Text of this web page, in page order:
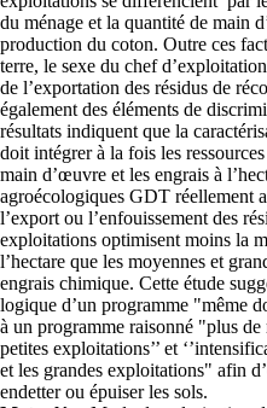
du ménage et la quantité de main
production du coton. Outre ces
terre, le sexe du chef
de l’exportation des résidus de
également des éléments de
résultats indiquent que la
doit intégrer à la fois les
main d’œuvre et les engrais à
agroécologiques GDT réellement
l’export ou l’enfouissement des
exploitations optimisent moins la
l’hectare que les moyennes et
engrais chimique. Cette étude
logique d’un programme "même
à un programme raisonné "plus
petites exploitations’’ et
et les grandes exploitations" afin
endetter ou épuiser les sols.